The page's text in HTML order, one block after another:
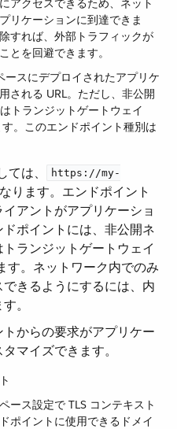
アクセスできるため、ネット
リケーションに到達できま
すれば、外部トラフィックが
とを回避できます。
ースにデプロイされたアプリケ
される URL。ただし、非公開
トランジットゲートウェイ
。このエンドポイント種別は
は、​
https://my-
ります。エンドポイント
アントがアプリケーショ
ポイントには、非公開ネ
ランジットゲートウェイ
す。ネットワーク内でのみ
きるようにするには、内
。
からの要求がアプリケー
マイズできます。
ース設定で TLS コンテキスト
ポイントに使用できるドメイ